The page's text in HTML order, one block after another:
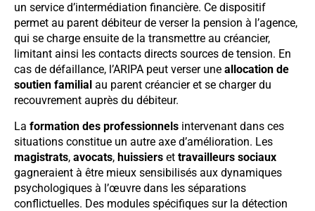
un service d’intermédiation financière. Ce dispositif
permet au parent débiteur de verser la pension à l’agence,
qui se charge ensuite de la transmettre au créancier,
limitant ainsi les contacts directs sources de tension. En
cas de défaillance, l’ARIPA peut verser une allocation de
soutien familial au parent créancier et se charger du
recouvrement auprès du débiteur.
La formation des professionnels intervenant dans ces
situations constitue un autre axe d’amélioration. Les
magistrats, avocats, huissiers et travailleurs sociaux
gagneraient à être mieux sensibilisés aux dynamiques
psychologiques à l’œuvre dans les séparations
conflictuelles. Des modules spécifiques sur la détection